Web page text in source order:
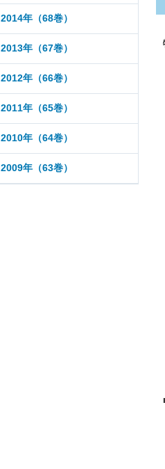
2014年（68巻）
2013年（67巻）
2012年（66巻）
2011年（65巻）
2010年（64巻）
2009年（63巻）